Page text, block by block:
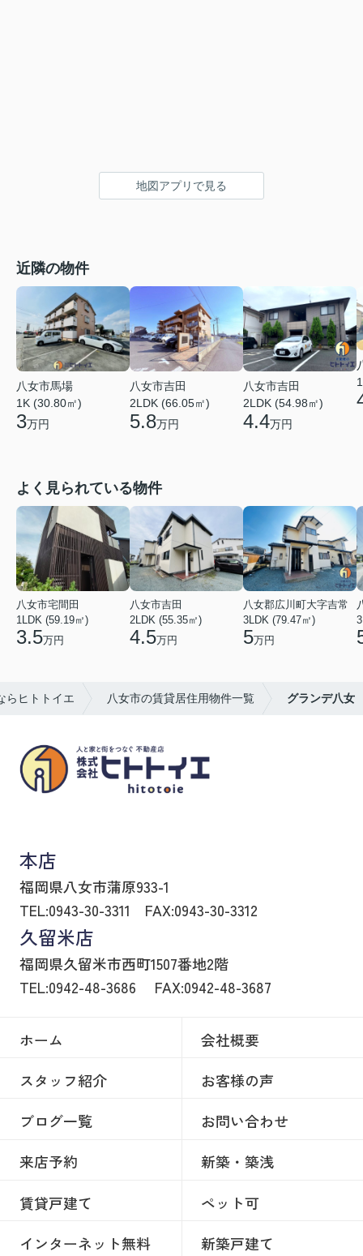
地図アプリで見る
近隣の物件
八女市馬場
1K (30.80㎡)
3万円
八女市吉田
2LDK (66.05㎡)
5.8万円
八女市吉田
2LDK (54.98㎡)
4.4万円
よく見られている物件
八女市宅間田
1LDK (59.19㎡)
3.5万円
八女市吉田
2LDK (55.35㎡)
4.5万円
八女郡広川町大字吉常
3LDK (79.47㎡)
5万円
らヒトトイエ 八女市の賃貸居住用物件一覧 グランデ八女
本店
福岡県八女市蒲原933-1
TEL:0943-30-3311
FAX:0943-30-3312
久留米店
福岡県久留米市西町1507番地2階
TEL:0942-48-3686
FAX:0942-48-3687
ホーム
会社概要
スタッフ紹介
お客様の声
ブログ一覧
お問い合わせ
来店予約
新築・築浅
賃貸戸建て
ペット可
インターネット無料
新築戸建て